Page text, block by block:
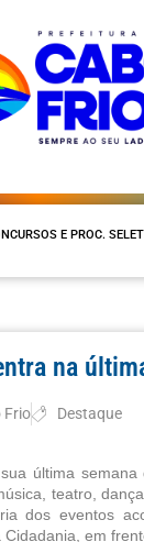
E PROC.
na
Frio Destaque
última
teatro,
dos eventos
em